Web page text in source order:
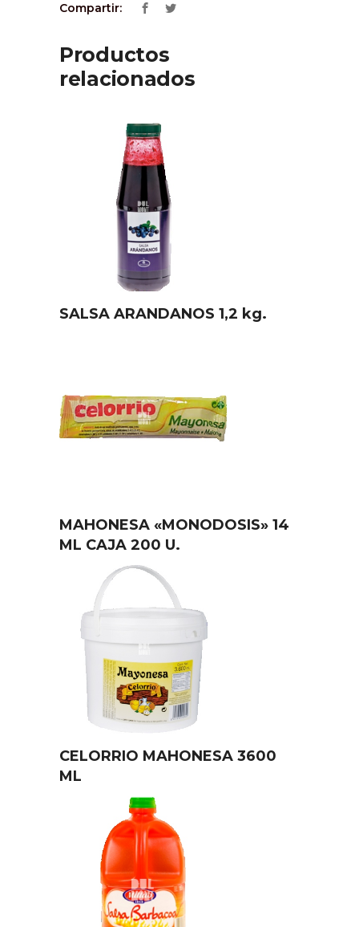
Compartir:
Productos
relacionados
SALSA ARANDANOS 1,2 kg.
MAHONESA «MONODOSIS» 14
ML CAJA 200 U.
CELORRIO MAHONESA 3600
ML